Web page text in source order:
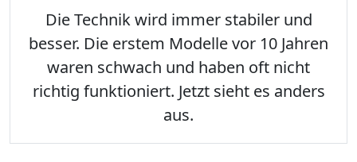
Die Technik wird immer stabiler und
besser. Die erstem Modelle vor 10 Jahren
waren schwach und haben oft nicht
richtig funktioniert. Jetzt sieht es anders
aus.